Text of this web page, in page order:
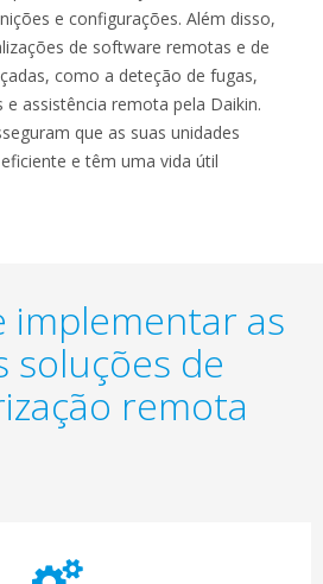
e configurações. Além disso,
de software remotas e de
como a deteção de fugas,
e assistência remota pela Daikin.
que as suas unidades
e têm uma vida útil
implementar as
soluções de
remota